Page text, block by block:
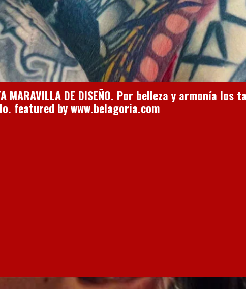
MARAVILLA DE DISEÑO. Por belleza y armonía
featured by www.belagoria.com